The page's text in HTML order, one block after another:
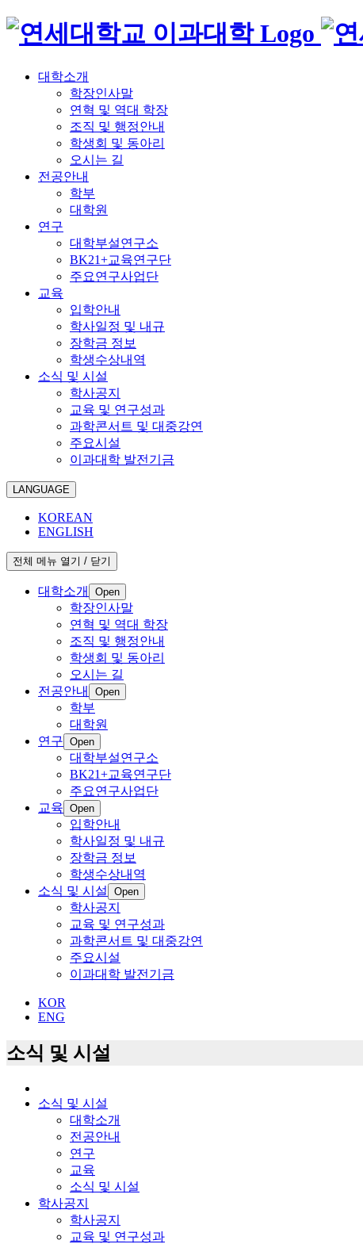
대학소개
학장인사말
연혁 및 역대 학장
조직 및 행정안내
학생회 및 동아리
오시는 길
전공안내
학부
대학원
연구
대학부설연구소
BK21+교육연구단
주요연구사업단
교육
입학안내
학사일정 및 내규
장학금 정보
학생수상내역
소식 및 시설
학사공지
교육 및 연구성과
과학콘서트 및 대중강연
주요시설
이과대학 발전기금
LANGUAGE
KOREAN
ENGLISH
전체 메뉴 열기 / 닫기
대학소개 Open
학장인사말
연혁 및 역대 학장
조직 및 행정안내
학생회 및 동아리
오시는 길
전공안내
Open
학부
대학원
연구 Open
대학부설연구소
BK21+교육연구단
주요연구사업단
교육 Open
입학안내
학사일정 및 내규
장학금 정보
학생수상내역
소식 및 시설
Open
학사공지
교육 및 연구성과
과학콘서트 및 대중강연
주요시설
이과대학 발전기금
KOR
ENG
소식 및 시설
소식 및 시설
대학소개
전공안내
연구
교육
소식 및 시설
학사공지
학사공지
교육 및 연구성과